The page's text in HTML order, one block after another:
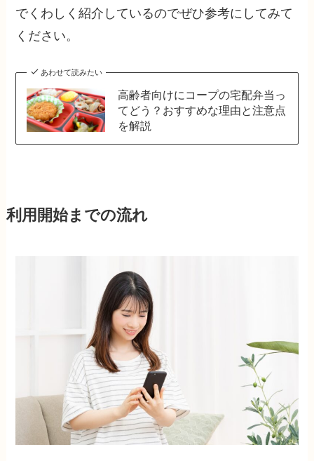
でくわしく紹介しているのでぜひ参考にしてみて
ください。
あわせて読みたい
高齢者向けにコープの宅配弁当っ
てどう？おすすめな理由と注意点
を解説
利用開始までの流れ